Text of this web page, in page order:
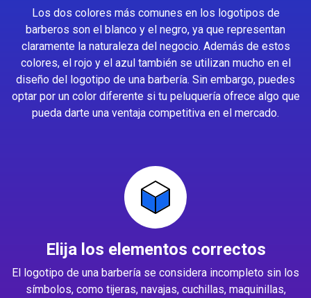
Los dos colores más comunes en los logotipos de
barberos son el blanco y el negro, ya que representan
claramente la naturaleza del negocio. Además de estos
colores, el rojo y el azul también se utilizan mucho en el
diseño del logotipo de una barbería. Sin embargo, puedes
optar por un color diferente si tu peluquería ofrece algo que
pueda darte una ventaja competitiva en el mercado.
Elija los elementos correctos
El logotipo de una barbería se considera incompleto sin los
símbolos, como tijeras, navajas, cuchillas, maquinillas,